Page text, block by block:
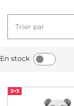
Trier par
En stock
2=3